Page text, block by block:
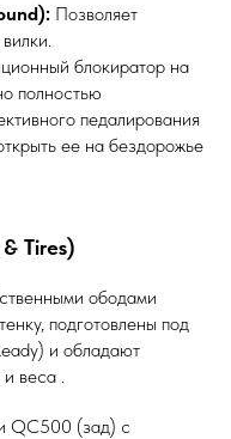
Позволяет
блокиратор на
полностью
педалирования
ее на бездорожье
Tires)
ободами
подготовлены под
и обладают
веса .
QC500 (зад) с